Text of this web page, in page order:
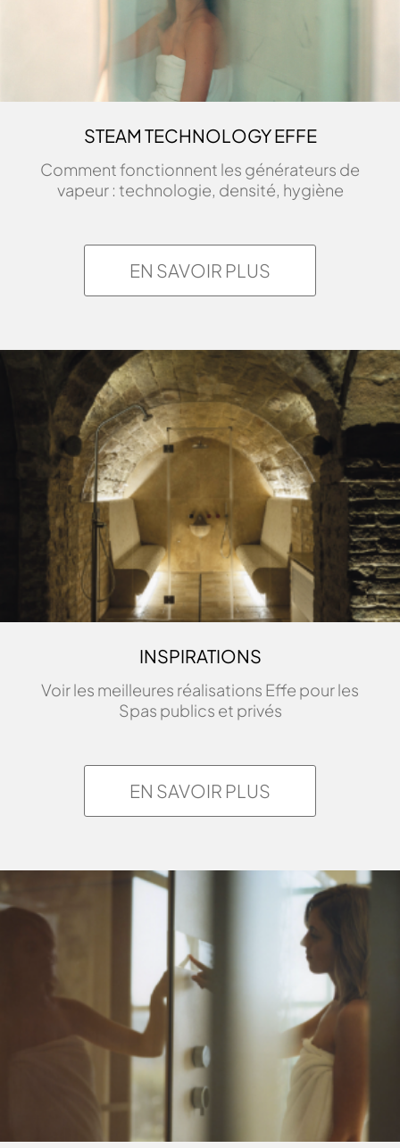
STEAM TECHNOLOGY EFFE
Comment fonctionnent les générateurs de
vapeur : technologie, densité, hygiène
EN SAVOIR PLUS
INSPIRATIONS
Voir les meilleures réalisations Effe pour les
Spas publics et privés
EN SAVOIR PLUS